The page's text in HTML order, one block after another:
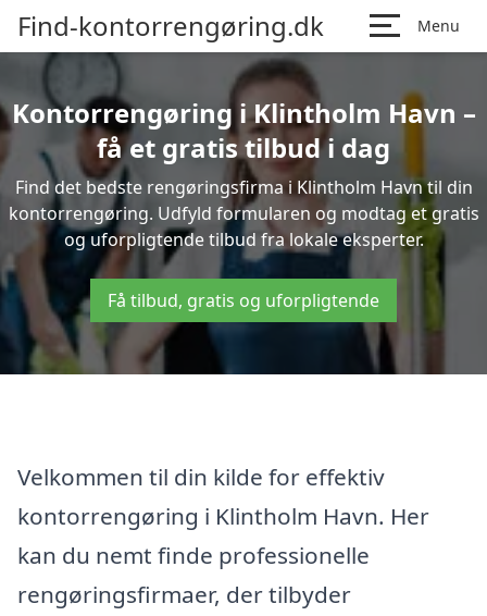
Find-kontorrengøring.dk Menu
Kontorrengøring i Klintholm Havn –
få et gratis tilbud i dag
Find det bedste rengøringsfirma i Klintholm Havn til din
kontorrengøring. Udfyld formularen og modtag et gratis
og uforpligtende tilbud fra lokale eksperter.
Få tilbud, gratis og uforpligtende
Velkommen til din kilde for effektiv
kontorrengøring i Klintholm Havn. Her
kan du nemt finde professionelle
rengøringsfirmaer, der tilbyder